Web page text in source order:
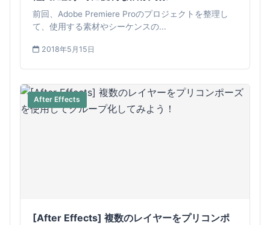
(Dependencies)
前回、Adobe Premiere Proのプロジェクトを整理し
て、使用する素材やシーケンスの...
2018年5月15日
After Effects
[After Effects] 複数のレイヤーをプリコンポ